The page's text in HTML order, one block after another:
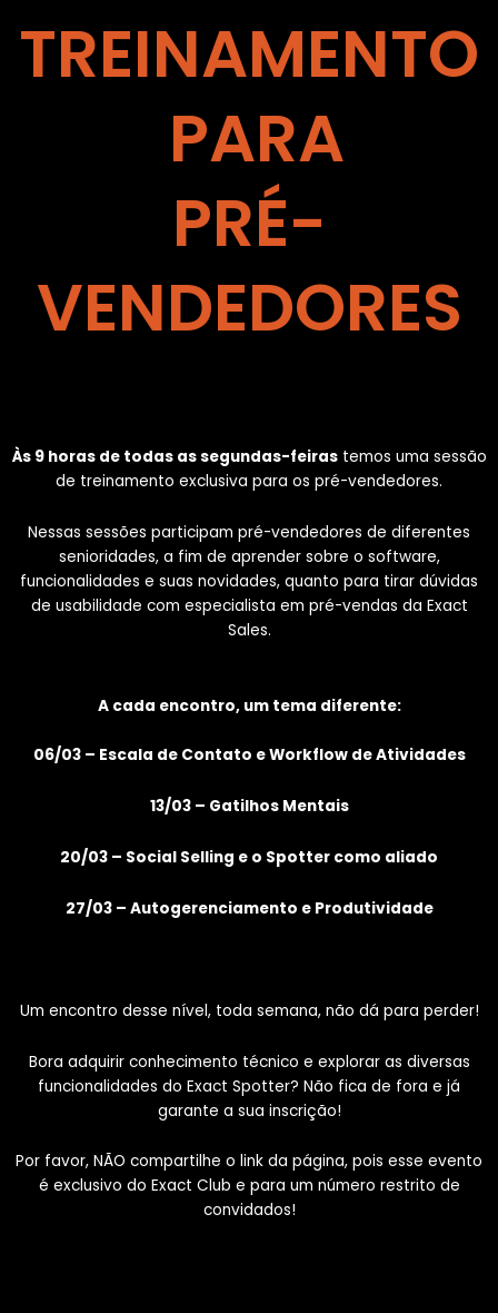
TREINAMENTO
PARA
PRÉ-
VENDEDORES
Às 9 horas de todas as segundas-feirastemos uma sessão
de treinamento exclusiva para os pré-vendedores.
Nessas sessões participam pré-vendedores de diferentes
senioridades, a fim de aprender sobre o software,
funcionalidades e suas novidades, quanto para tirar dúvidas
de usabilidade com especialista em pré-vendas da Exact
Sales.
A cada encontro, um tema diferente:
06/03 – Escala de Contato e Workflow de Atividades
13/03 – Gatilhos Mentais
20/03 – Social Selling e o Spotter como aliado
27/03 – Autogerenciamento e Produtividade
Um encontro desse nível, toda semana, não dá para perder!
Bora adquirir conhecimento técnico e explorar as diversas
funcionalidades do Exact Spotter? Não fica de fora e já
garante a sua inscrição!
Por favor, NÃO compartilhe o link da página, pois esse evento
é exclusivo do Exact Club e para um número restrito de
convidados!